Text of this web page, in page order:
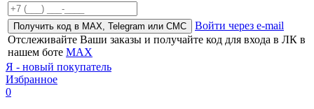
Получить код в MAX, Telegram или СМС
Войти через e-mail
Отслеживайте Ваши заказы и получайте код для входа в ЛК в
нашем боте MAX
Я - новый покупатель
Избранное
0